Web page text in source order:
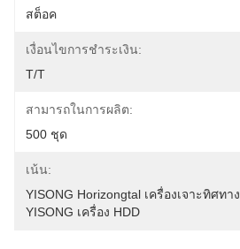
สต็อค
เงื่อนไขการชำระเงิน:
T/T
สามารถในการผลิต:
500 ชุด
เน้น:
YISONG Horizongtal เครื่องเจาะทิศทาง
YISONG เครื่อง HDD